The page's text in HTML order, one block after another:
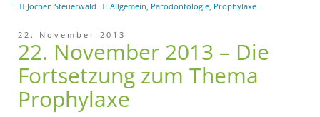
Jochen Steuerwald Allgemein, Parodontologie, Prophylaxe
22. November 2013
22. November 2013 – Die
Fortsetzung zum Thema
Prophylaxe